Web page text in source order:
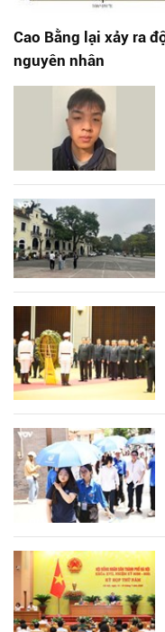
Cao Bằng lại xảy ra
nguyên nhân